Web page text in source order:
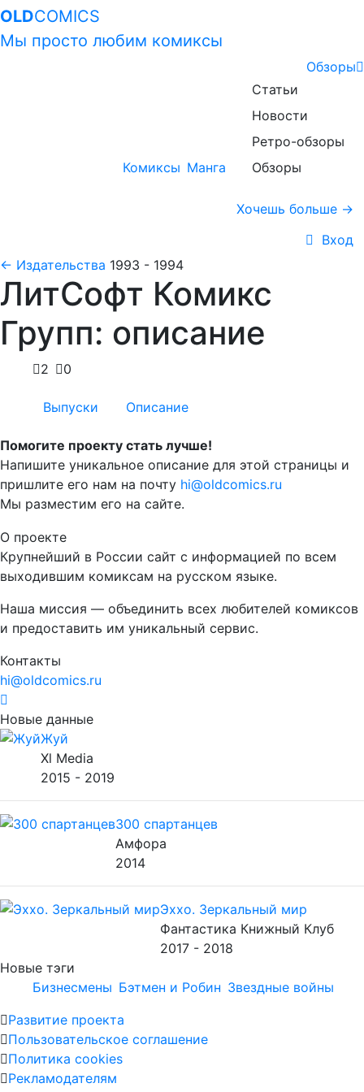
OLDCOMICS
Мы просто любим комиксы
Комиксы Манга
Обзоры
Статьи
Новости
Ретро-обзоры
Обзоры
Хочешь больше →
Вход
← Издательства 1993 - 1994
ЛитСофт Комикс
Групп: описание
2 0
Выпуски Описание
Помогите проекту стать лучше!
Напишите уникальное описание для этой страницы и
пришлите его нам на почту hi@oldcomics.ru
Мы разместим его на сайте.
О проекте
Крупнейший в России сайт с информацией по всем
выходившим комиксам на русском языке.
Наша миссия — объединить всех любителей комиксов
и предоставить им уникальный сервис.
Контакты
hi@oldcomics.ru
Новые данные
Жуй
Xl Media
2015 - 2019
300 спартанцев
Амфора
2014
Эххо. Зеркальный мир
Фантастика Книжный Клуб
2017 - 2018
Новые тэги
Бизнесмены Бэтмен и Робин Звездные войны
Развитие проекта
Пользовательское соглашение
Политика cookies
Рекламодателям